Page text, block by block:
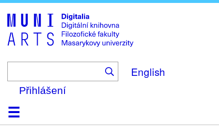
to
main
content
English
Přihlášení
DomůKolekce
Prohlížení
Vyhledávání
O platformě
Nápověda
KontaktDigitalia